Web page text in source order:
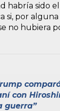
habría sido
si, por alguna
no hubiera
con
guerra”